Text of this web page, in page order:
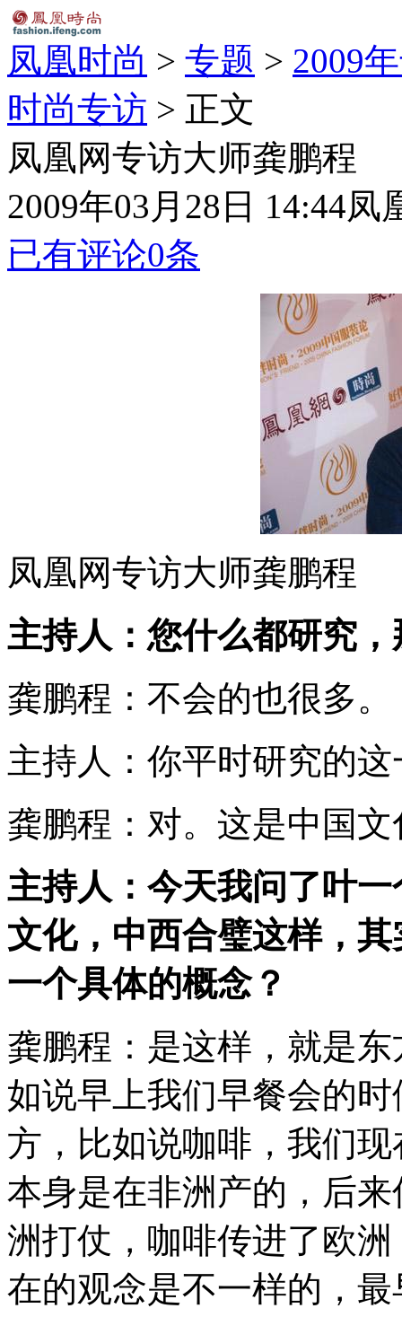
凤凰时尚 > 专题 > 2009
时尚专访 > 正文
凤凰网专访大师龚鹏程
2009年03月28日 14:44凤
已有评论0条
凤凰网专访大师龚鹏程
主持人：您什么都研究
龚鹏程：不会的也很多。
主持人：你平时研究的
龚鹏程：对。这是中国
主持人：今天我问了叶
文化，中西合璧这样，
一个具体的概念？
龚鹏程：是这样，就是
如说早上我们早餐会的
方，比如说咖啡，我们
本身是在非洲产的，后
洲打仗，咖啡传进了欧
在的观念是不一样的，